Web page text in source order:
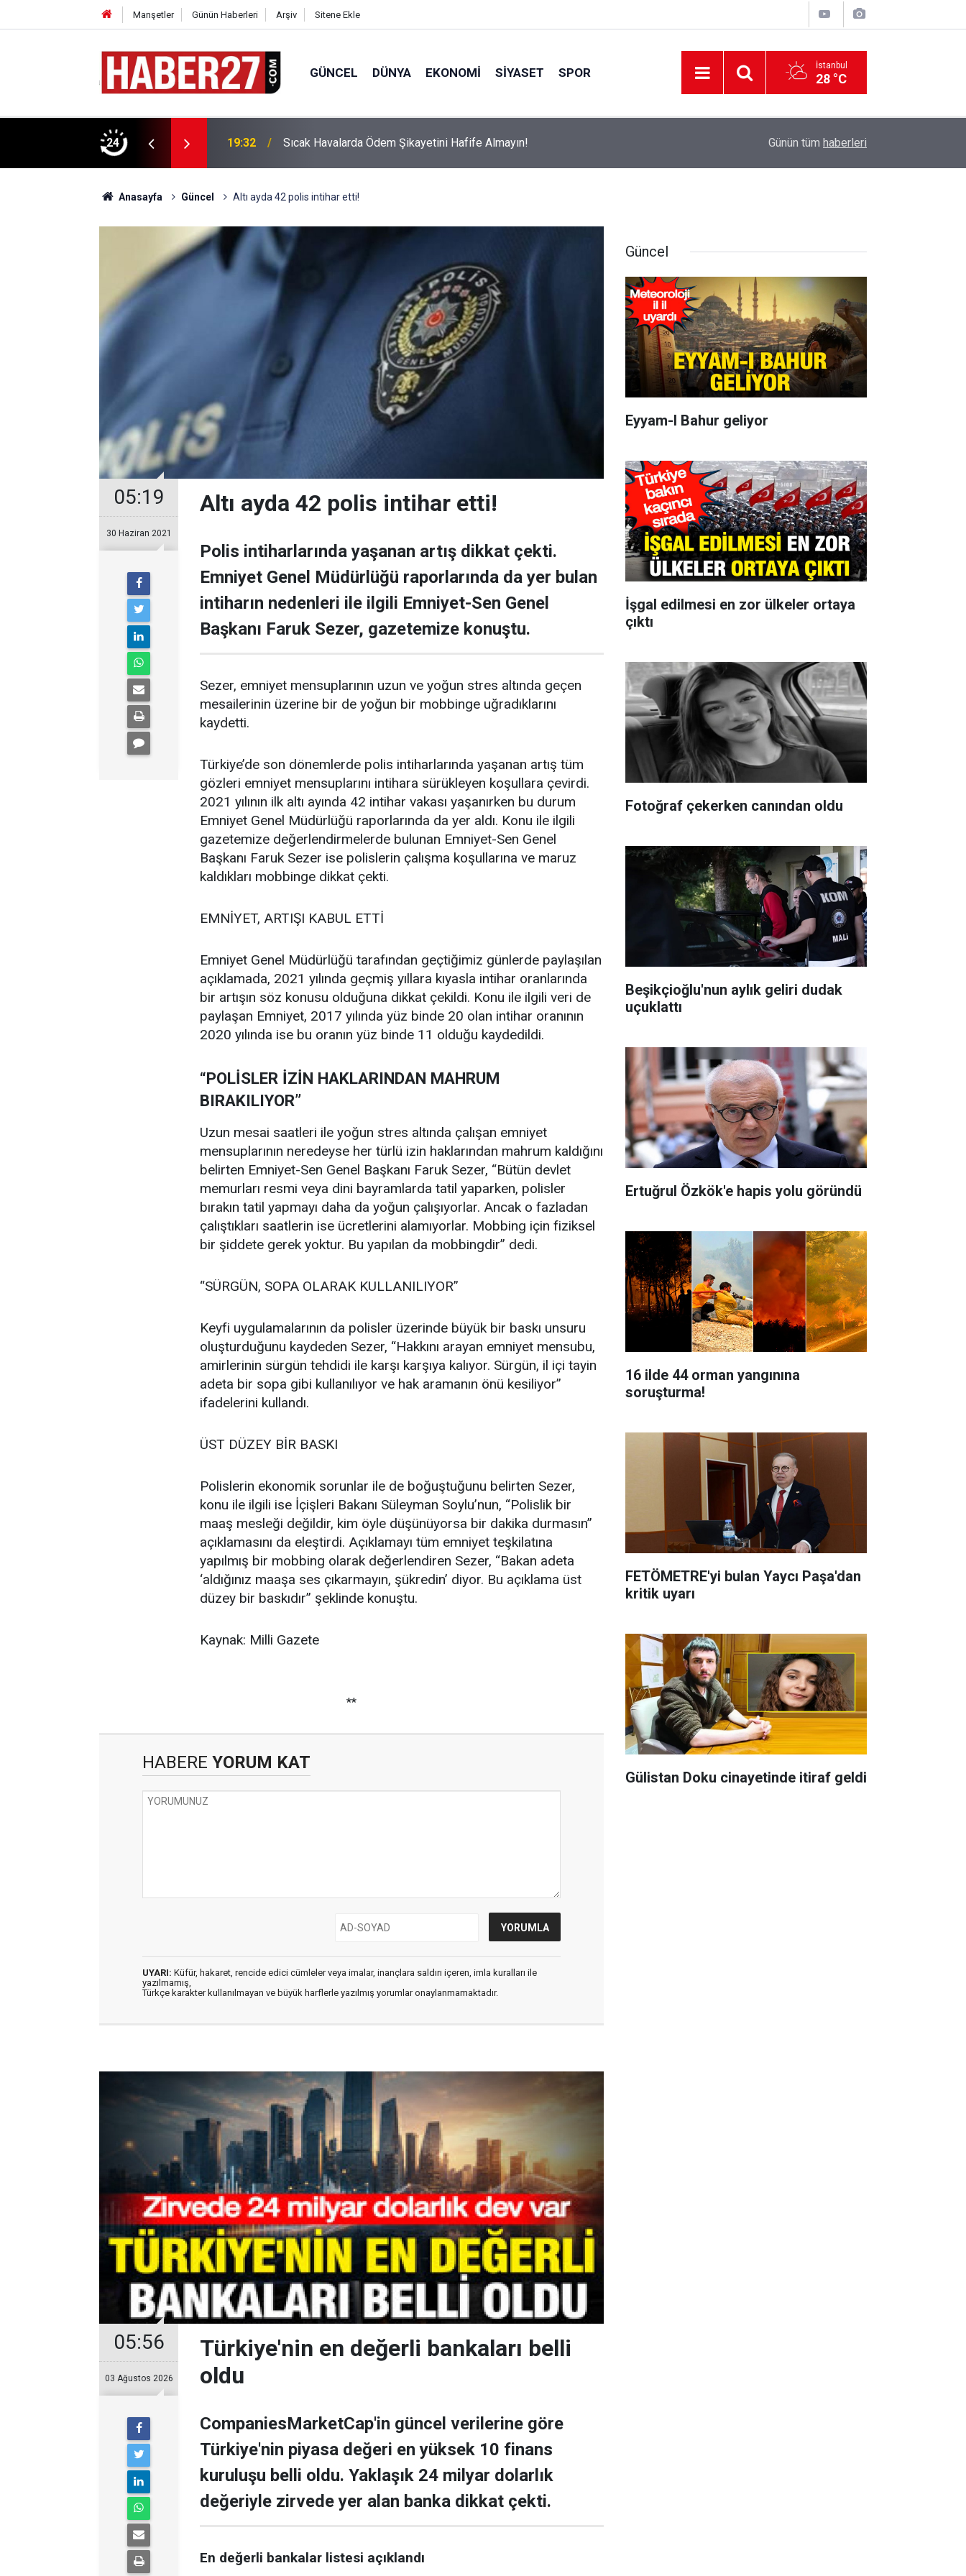
Manşetler Günün Haberleri Arşiv Sitene Ekle
GÜNCEL DÜNYA EKONOMI SIYASET SPOR İstanbul
28 °C
24 19:32 Sıcak Havalarda Ödem Şikayetini Hafife Almayın! İzmir 112’de Kan Donduran İddialar!
Günün tüm haberleri
Anasayfa Güncel Altı ayda 42 polis intihar etti!
05:19
30 Haziran 2021
Altı ayda 42 polis intihar etti!
Polis intiharlarında yaşanan artış dikkat çekti.
Emniyet Genel Müdürlüğü raporlarında da yer bulan
intiharın nedenleri ile ilgili Emniyet-Sen Genel
Başkanı Faruk Sezer, gazetemize konuştu.
Sezer, emniyet mensuplarının uzun ve yoğun stres altında geçen
mesailerinin üzerine bir de yoğun bir mobbinge uğradıklarını
kaydetti.
Türkiye’de son dönemlerde polis intiharlarında yaşanan artış tüm
gözleri emniyet mensuplarını intihara sürükleyen koşullara çevirdi.
2021 yılının ilk altı ayında 42 intihar vakası yaşanırken bu durum
Emniyet Genel Müdürlüğü raporlarında da yer aldı. Konu ile ilgili
gazetemize değerlendirmelerde bulunan Emniyet-Sen Genel
Başkanı Faruk Sezer ise polislerin çalışma koşullarına ve maruz
kaldıkları mobbinge dikkat çekti.
EMNİYET, ARTIŞI KABUL ETTİ
Emniyet Genel Müdürlüğü tarafından geçtiğimiz günlerde paylaşılan
açıklamada, 2021 yılında geçmiş yıllara kıyasla intihar oranlarında
bir artışın söz konusu olduğuna dikkat çekildi. Konu ile ilgili veri de
paylaşan Emniyet, 2017 yılında yüz binde 20 olan intihar oranının
2020 yılında ise bu oranın yüz binde 11 olduğu kaydedildi.
“POLİSLER İZİN HAKLARINDAN MAHRUM
BIRAKILIYOR”
Uzun mesai saatleri ile yoğun stres altında çalışan emniyet
mensuplarının neredeyse her türlü izin haklarından mahrum kaldığını
belirten Emniyet-Sen Genel Başkanı Faruk Sezer, “Bütün devlet
memurları resmi veya dini bayramlarda tatil yaparken, polisler
bırakın tatil yapmayı daha da yoğun çalışıyorlar. Ancak o fazladan
çalıştıkları saatlerin ise ücretlerini alamıyorlar. Mobbing için fiziksel
bir şiddete gerek yoktur. Bu yapılan da mobbingdir” dedi.
“SÜRGÜN, SOPA OLARAK KULLANILIYOR”
Keyfi uygulamalarının da polisler üzerinde büyük bir baskı unsuru
oluşturduğunu kaydeden Sezer, “Hakkını arayan emniyet mensubu,
amirlerinin sürgün tehdidi ile karşı karşıya kalıyor. Sürgün, il içi tayin
adeta bir sopa gibi kullanılıyor ve hak aramanın önü kesiliyor”
ifadelerini kullandı.
ÜST DÜZEY BİR BASKI
Polislerin ekonomik sorunlar ile de boğuştuğunu belirten Sezer,
konu ile ilgili ise İçişleri Bakanı Süleyman Soylu’nun, “Polislik bir
maaş mesleği değildir, kim öyle düşünüyorsa bir dakika durmasın”
açıklamasını da eleştirdi. Açıklamayı tüm emniyet teşkilatına
yapılmış bir mobbing olarak değerlendiren Sezer, “Bakan adeta
‘aldığınız maaşa ses çıkarmayın, şükredin’ diyor. Bu açıklama üst
düzey bir baskıdır” şeklinde konuştu.
Kaynak: Milli Gazete
**
HABERE YORUM KAT
UYARI: Küfür, hakaret, rencide edici cümleler veya imalar, inançlara saldırı içeren, imla kuralları ile
yazılmamış,
Türkçe karakter kullanılmayan ve büyük harflerle yazılmış yorumlar onaylanmamaktadır.
05:56
03 Ağustos 2026
Türkiye'nin en değerli bankaları belli
oldu
CompaniesMarketCap'in güncel verilerine göre
Türkiye'nin piyasa değeri en yüksek 10 finans
kuruluşu belli oldu. Yaklaşık 24 milyar dolarlık
değeriyle zirvede yer alan banka dikkat çekti.
En değerli bankalar listesi açıklandı
Güncel
Eyyam-I Bahur geliyor
İşgal edilmesi en zor ülkeler ortaya
çıktı
Fotoğraf çekerken canından oldu
Beşikçioğlu'nun aylık geliri dudak
uçuklattı
Ertuğrul Özkök'e hapis yolu göründü
16 ilde 44 orman yangınına
soruşturma!
FETÖMETRE'yi bulan Yaycı Paşa'dan
kritik uyarı
Gülistan Doku cinayetinde itiraf geldi